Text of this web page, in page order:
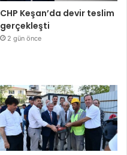
CHP Keşan’da devir teslim
gerçekleşti
2 gün önce